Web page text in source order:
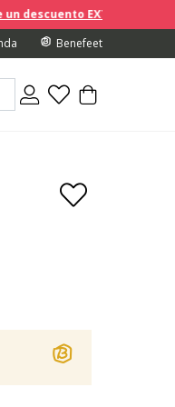
EXTRA del 10% en los
Benefeet